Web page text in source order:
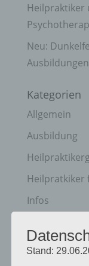
Heilpraktiker
Neu:
Kategorien
Allgemein
Ausbildung
Heilpratkiker
Infos
Presse
Stand: